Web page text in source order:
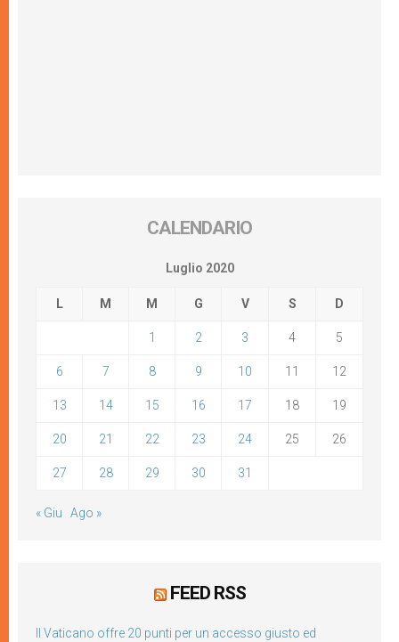
CALENDARIO
Luglio 2020
L M M G V S D
1 2 3 4 5
6 7 8 9 10 11 12
13 14 15 16 17 18 19
20 21 22 23 24 25 26
27 28 29 30 31
« Giu Ago »
FEED RSS
Il Vaticano offre 20 punti per un accesso giusto ed